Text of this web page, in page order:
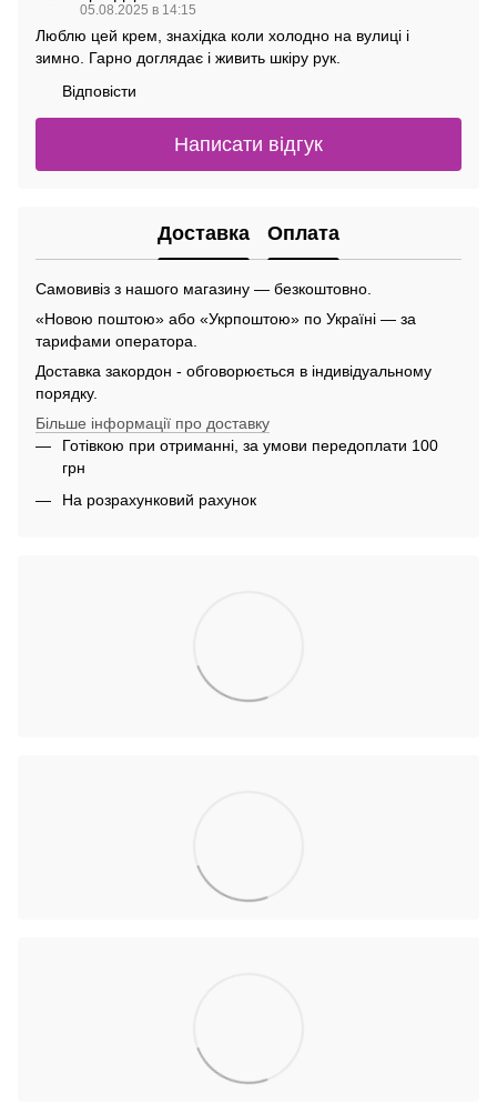
05.08.2025 в 14:15
Люблю цей крем, знахідка коли холодно на вулиці і
зимно. Гарно доглядає і живить шкіру рук.
Відповісти
Написати відгук
Доставка Оплата
Самовивіз з нашого магазину — безкоштовно.
«Новою поштою» або «Укрпоштою» по Україні — за
тарифами оператора.
Доставка закордон - обговорюється в індивідуальному
порядку.
Більше інформації про доставку
Готівкою при отриманні, за умови передоплати 100
грн
На розрахунковий рахунок